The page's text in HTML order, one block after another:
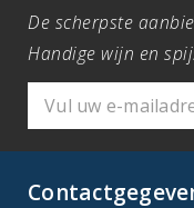
De scherpste
Handige wijn en